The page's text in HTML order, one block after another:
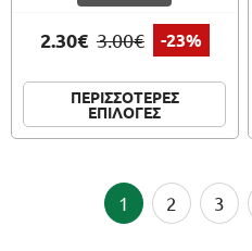
2.30€ 3.00€ -23%
ΠΕΡΙΣΣΟΤΕΡΕΣ
ΕΠΙΛΟΓΕΣ
1 2 3